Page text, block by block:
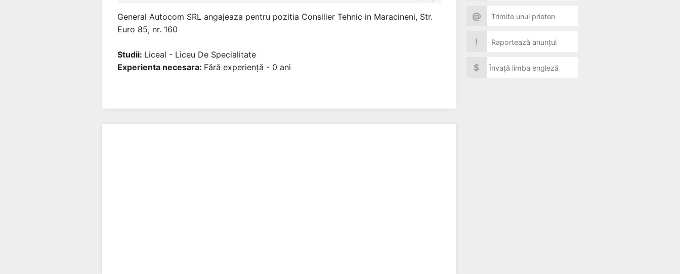
General Autocom SRL angajeaza pentru pozitia Consilier Tehnic in Maracineni, Str.
Euro 85, nr. 160
Studii: Liceal - Liceu De Specialitate
Experienta necesara: Fără experiență - 0 ani
@ Trimite unui prieten
! Raportează anunțul
$ Învață limba engleză